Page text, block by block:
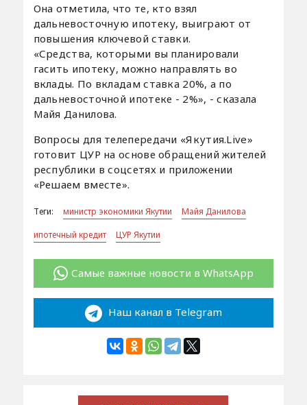
Она отметила, что те, кто взял
дальневосточную ипотеку, выиграют от
повышения ключевой ставки.
«Средства, которыми вы планировали
гасить ипотеку, можно направлять во
вклады. По вкладам ставка 20%, а по
дальневосточной ипотеке - 2%», - сказала
Майя Данилова.
Вопросы для телепередачи «Якутия.Live»
готовит ЦУР на основе обращений жителей
республики в соцсетях и приложении
«Решаем вместе».
Теги: министр экономики Якутии
Майя Данилова
ипотечный кредит
ЦУР Якутии
Самые важные новости в WhatsApp
Наш канал в Telegram